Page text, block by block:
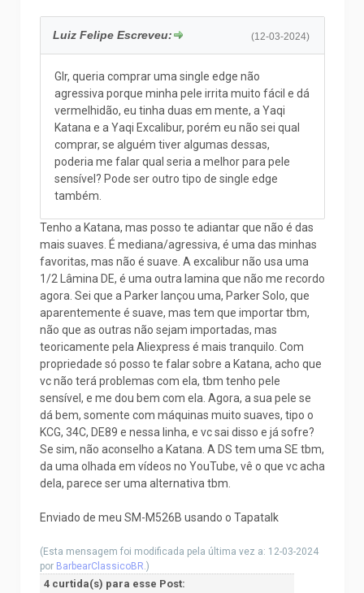
(12-03-2024)
Luiz Felipe Escreveu:
Glr, queria comprar uma single edge não
agressiva porque minha pele irrita muito fácil e dá
vermelhidão, eu tinha duas em mente, a Yaqi
Katana e a Yaqi Excalibur, porém eu não sei qual
comprar, se alguém tiver algumas dessas,
poderia me falar qual seria a melhor para pele
sensível? Pode ser outro tipo de single edge
também.
Tenho a Katana, mas posso te adiantar que não é das
mais suaves. É mediana/agressiva, é uma das minhas
favoritas, mas não é suave. A excalibur não usa uma
1/2 Lâmina DE, é uma outra lamina que não me recordo
agora. Sei que a Parker lançou uma, Parker Solo, que
aparentemente é suave, mas tem que importar tbm,
não que as outras não sejam importadas, mas
teoricamente pela Aliexpress é mais tranquilo. Com
propriedade só posso te falar sobre a Katana, acho que
vc não terá problemas com ela, tbm tenho pele
sensível, e me dou bem com ela. Agora, a sua pele se
dá bem, somente com máquinas muito suaves, tipo o
KCG, 34C, DE89 e nessa linha, e vc sai disso e já sofre?
Se sim, não aconselho a Katana. A DS tem uma SE tbm,
da uma olhada em vídeos no YouTube, vê o que vc acha
dela, parece ser uma alternativa tbm.
Enviado de meu SM-M526B usando o Tapatalk
(Esta mensagem foi modificada pela última vez a: 12-03-2024
por BarbearClassicoBR.)
4 curtida(s) para esse Post: